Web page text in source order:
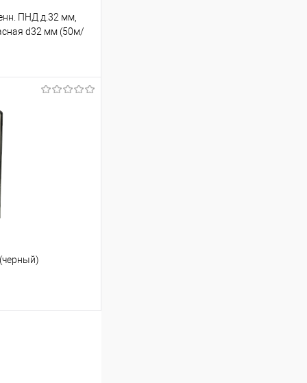
ПНД д.32 мм,
d32 мм (50м/
Сравнение
В наличии